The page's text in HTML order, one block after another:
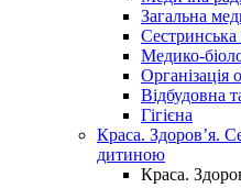
Загальна
Сестринська
Медико-
Організація
Відбудовна
Гігієна
Краса. Здоров’я.
дитиною
Краса.